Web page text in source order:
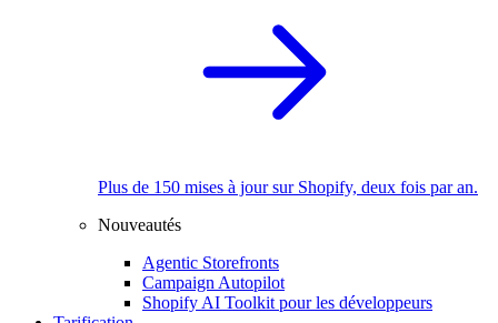
Plus de 150 mises à jour sur Shopify, deux fois par an.
Nouveautés
Agentic Storefronts
Campaign Autopilot
Shopify AI Toolkit pour les développeurs